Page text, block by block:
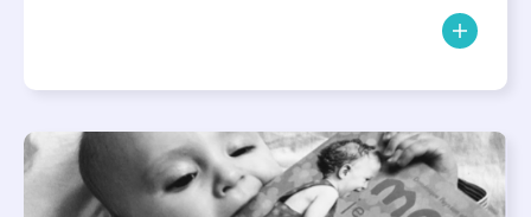
APPEL À SOUTIEN